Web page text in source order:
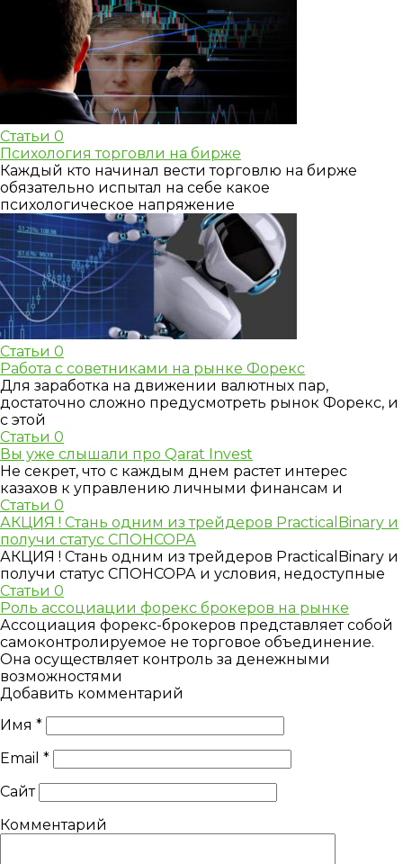
Статьи 0
Психология торговли на бирже
Каждый кто начинал вести торговлю на бирже
обязательно испытал на себе какое
психологическое напряжение
Статьи 0
Работа с советниками на рынке Форекс
Для заработка на движении валютных пар,
достаточно сложно предусмотреть рынок Форекс, и
с этой
Статьи 0
Вы уже слышали про Qarat Invest
Не секрет, что с каждым днем растет интерес
казахов к управлению личными финансам и
Статьи 0
АКЦИЯ ! Стань одним из трейдеров PracticalBinary и
получи статус СПОНСОРА
АКЦИЯ ! Стань одним из трейдеров PracticalBinary и
получи статус СПОНСОРА и условия, недоступные
Статьи 0
Роль ассоциации форекс брокеров на рынке
Ассоциация форекс-брокеров представляет собой
самоконтролируемое не торговое объединение.
Она осуществляет контроль за денежными
возможностями
Добавить комментарий
Имя *
Email *
Сайт
Комментарий